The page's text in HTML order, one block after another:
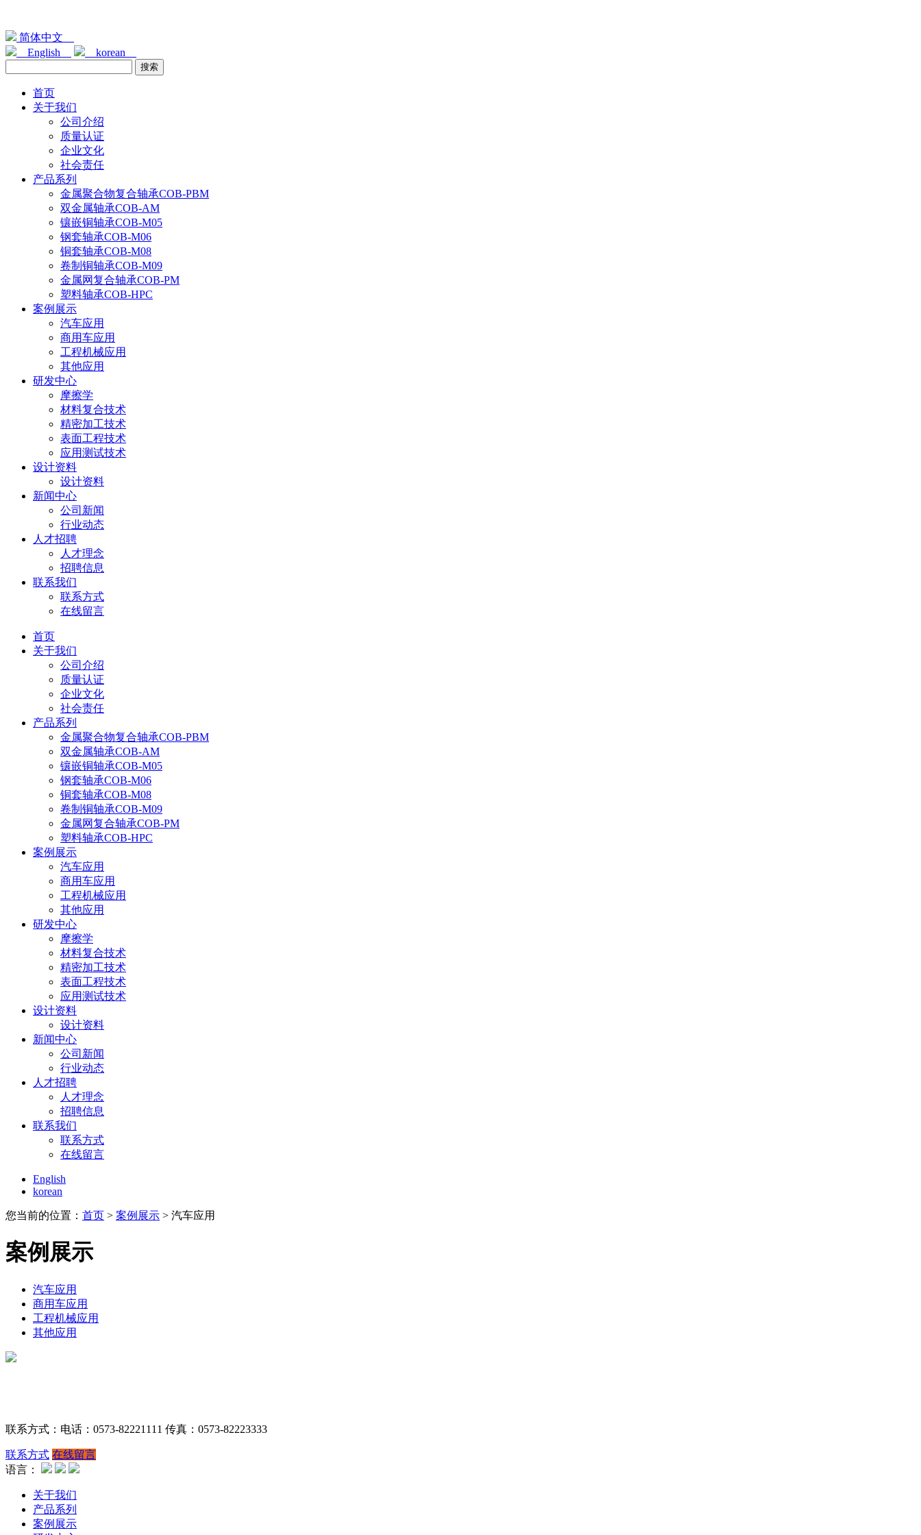
简体中文
English
korean
首页
关于我们
公司介绍
质量认证
企业文化
社会责任
产品系列
金属聚合物复合轴承COB-PBM
双金属轴承COB-AM
镶嵌铜轴承COB-M05
钢套轴承COB-M06
铜套轴承COB-M08
卷制铜轴承COB-M09
金属网复合轴承COB-PM
塑料轴承COB-HPC
案例展示
汽车应用
商用车应用
工程机械应用
其他应用
研发中心
摩擦学
材料复合技术
精密加工技术
表面工程技术
应用测试技术
设计资料
设计资料
新闻中心
公司新闻
行业动态
人才招聘
人才理念
招聘信息
联系我们
联系方式
在线留言
首页
关于我们
公司介绍
质量认证
企业文化
社会责任
产品系列
金属聚合物复合轴承COB-PBM
双金属轴承COB-AM
镶嵌铜轴承COB-M05
钢套轴承COB-M06
铜套轴承COB-M08
卷制铜轴承COB-M09
金属网复合轴承COB-PM
塑料轴承COB-HPC
案例展示
汽车应用
商用车应用
工程机械应用
其他应用
研发中心
摩擦学
材料复合技术
精密加工技术
表面工程技术
应用测试技术
设计资料
设计资料
新闻中心
公司新闻
行业动态
人才招聘
人才理念
招聘信息
联系我们
联系方式
在线留言
English
korean
您当前的位置： 首页 > 案例展示 > 汽车应用
案例展示
汽车应用
商用车应用
工程机械应用
其他应用
联系方式：电话：0573-82221111 传真：0573-82223333
联系方式 在线留言
语言：
关于我们
产品系列
案例展示